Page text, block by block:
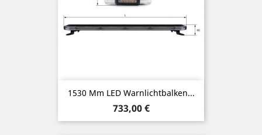
1530 Mm LED Warnlichtbalken...
Preis
733,00 €